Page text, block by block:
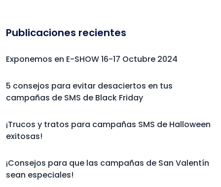
Publicaciones recientes
Exponemos en E-SHOW 16-17 Octubre 2024
5 consejos para evitar desaciertos en tus
campañas de SMS de Black Friday
¡Trucos y tratos para campañas SMS de Halloween
exitosas!
¡Consejos para que las campañas de San Valentín
sean especiales!